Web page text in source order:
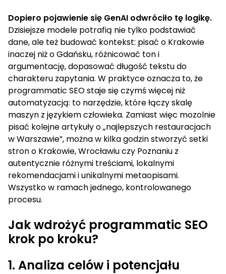
Dopiero pojawienie się GenAI odwróciło tę logikę.
Dzisiejsze modele potrafią nie tylko podstawiać
dane, ale też budować kontekst: pisać o Krakowie
inaczej niż o Gdańsku, różnicować ton i
argumentację, dopasować długość tekstu do
charakteru zapytania. W praktyce oznacza to, że
programmatic SEO staje się czymś więcej niż
automatyzacją: to narzędzie, które łączy skalę
maszyn z językiem człowieka. Zamiast więc mozolnie
pisać kolejne artykuły o „najlepszych restauracjach
w Warszawie”, można w kilka godzin stworzyć setki
stron o Krakowie, Wrocławiu czy Poznaniu z
autentycznie różnymi treściami, lokalnymi
rekomendacjami i unikalnymi metaopisami.
Wszystko w ramach jednego, kontrolowanego
procesu.
Jak wdrożyć programmatic SEO
krok po kroku?
1. Analiza celów i potencjału